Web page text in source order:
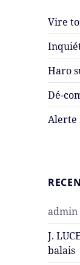
Vire
Haro
Dé-
Alerte
admin
J.
balais